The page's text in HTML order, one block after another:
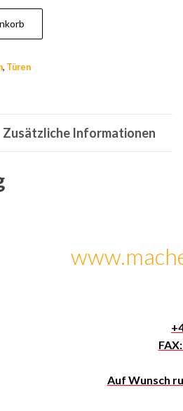
, Türen
Zusätzliche Informationen
Auf Wunsch